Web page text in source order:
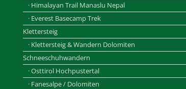
· Himalayan Trail Manaslu Nepal
· Everest Basecamp Trek
Klettersteig
· Klettersteig & Wandern Dolomiten
Schneeschuhwandern
· Osttirol Hochpustertal
· Fanesalpe / Dolomiten